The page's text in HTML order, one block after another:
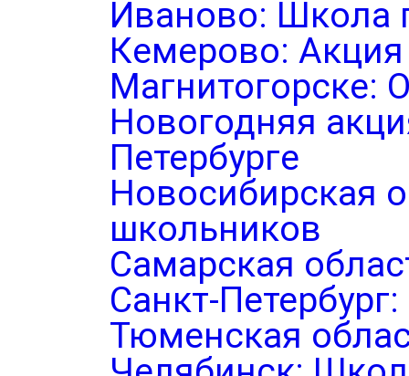
Иваново: Школа
Кемерово:
Магнитогорске:
Новогодняя
Петербурге
Новосибирская
школьников
Самарская
Санкт-
Тюменская